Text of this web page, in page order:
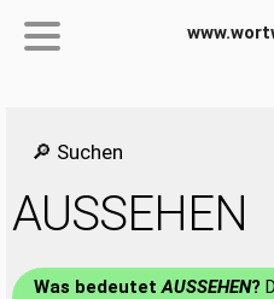
🔎 Suchen
AUSSEHEN
Was bedeutetAUSSEHEN?